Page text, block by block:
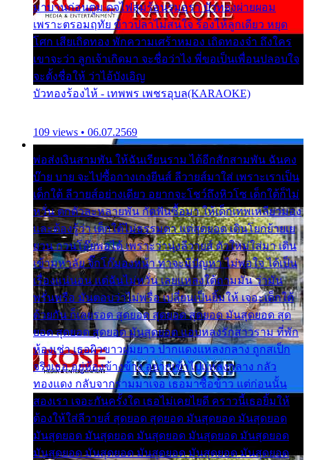
มาบานก่อนตูม ดุจไฟสุมร้อนรุมอุรา บัวทองผ่ายผอม
เพราะตรอมฤทัย ข้าวปลาไม่สนใจ ร้องไห้ลูกเดียว หยุด
โศก เสียเถิดทอง พักความเศร้าหมอง เถิดทองจ๋า ถึงใคร
เขาจะว่า ลูกเจ้าเกิดมา จะชื่อว่าไง พี่ขอเป็นเพื่อนปลอบใจ
จะตั้งชื่อให้ ว่าไอ้บังเอิญ
บัวทองร้องไห้ - เทพพร เพชรอุบล(KARAOKE)
109 views • 06.07.2569
พ่อส่งเงินสามพัน ให้ฉันเรียนราม ได้อีกสักสามพัน ฉันคง
บ๊าย บาย จะไปซื้อกางเกงยีนส์ ลีวายส์มาใส่ เพราะเราเป็น
เด็กใต้ ลีวายส์อย่างเดียว อยากจะโชว์ถึงหิวโซ เด็กใต้ก็ไม่
หวั่น ตกตัวละหลายพัน กัดฟันซื้อมา ให้เด็กเทพเหลียวมอง
และต้องรู้ว่า เด็กใต้ไม่ธรรมดา แต่สุดยอด เดินโยกย้ายเย
ยวน กวนโอ๊ยพอได้ เพราะว่านุ่งลีวายส์ ตัวใหม่ใส่มา เดิน
เข้ามหาลัย จิ๊กโก๊มองหน้า ท่าจะมีปัญหา ไม่พอใจ ได้เป็น
เรื่องแน่นอน แต่ฉันไม่หวั่น เลยแหลงใต้ถามมัน ว่ามัน
พรั่นพรือ มันตอบว่าไม่พรื่อ เปลี่ยนเป็นยิ้มให้ เจอะเด็กใต้
ด้วยกัน ก็เลยรอด สุดยอด สุดยอด สุดยอด มันสุดยอด สุด
ยอด สุดยอด สุดยอด มันสุดยอด แอบหลงรักสาวราม ที่พัก
ห้องเช่า เธอผิวขาวผมยาว ปากแดงแหลงกลาง ถูกสเป็ก
จริงเธอ อยู่ห้องข้างข้าง อยากเข้าไปแหลงกลาง กลัว
ทองแดง กลับจากรามมาเจอ เธอมาซื้อข้าว แต่ก่อนนั้น
สองเรา เจอะกันครั้งใด เธอไม่เคยไยดี คราวนี้เธอยิ้มให้
ต้องให้ใส่ลีวายส์ สุดยอด สุดยอด มันสุดยอด มันสุดยอด
มันสุดยอด มันสุดยอด มันสุดยอด มันสุดยอด มันสุดยอด
มันสุดยอด มันสุดยอด มันสุดยอด มันสุดยอด มันสุดยอด